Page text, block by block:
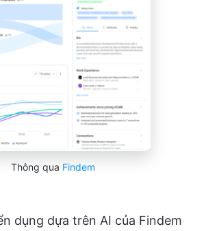
Thông qua Findem
dụng dựa trên AI của Findem